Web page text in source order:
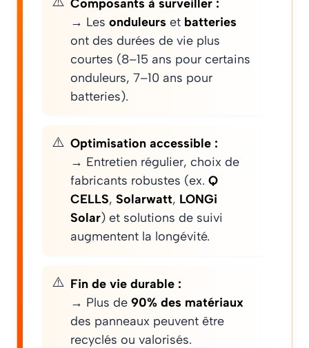
Composants à surveiller :
→ Lesonduleurs et batteries
ont des durées de vie plus
courtes (8–15 ans pour certains
onduleurs, 7–10 ans pour
batteries).
Optimisation accessible :
→ Entretien régulier, choix de
fabricants robustes (ex.Q
CELLS,Solarwatt, LONGi
Solar) et solutions de suivi
augmentent la longévité.
Fin de vie durable :
→ Plus de90% des matériaux
des panneaux peuvent être
recyclés ou valorisés.